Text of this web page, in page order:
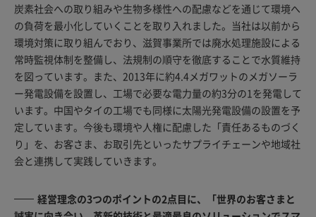
炭素社会への取り組みや生物多様性への配慮などを通じて環境へ
の負荷を最小化していくことを取り入れました。当社は以前から
環境対策に取り組んでおり、滋賀事業所では廃水処理施設による
常時監視体制を整備し、法規制の順守を徹底することで水質維持
を図っています。また、2013年に約4.4メガワットのメガソーラ
ー発電設備を設置し、工場で必要な電力量の約3分の1を発電して
います。中国やタイの工場でも同様に太陽光発電設備の設置を予
定しています。今後も環境や人権に配慮した「責任あるものづく
り」を、お客さま、お取引先といったサプライチェーンや地域社
会と連携して実践していきます。
経営理念の3つのポイントの2点目に、「世界のお客さまと